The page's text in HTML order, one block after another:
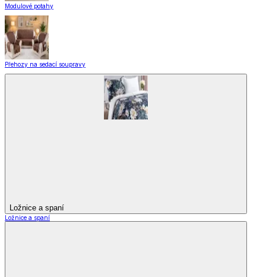
Modulové potahy
Přehozy na sedací soupravy
Ložnice a spaní
Ložnice a spaní